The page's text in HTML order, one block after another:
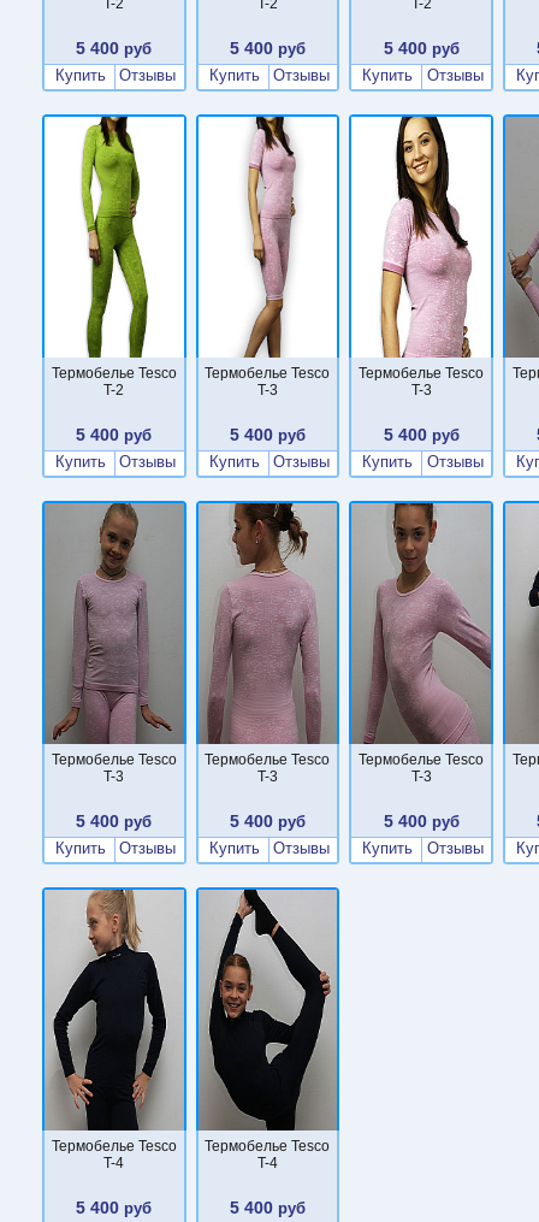
T-2
5 400 руб
Купить
Отзывы
T-2
5 400 руб
Купить
Отзывы
T-2
5 400руб
Купить
Отзывы
Термобелье Tesco
T-2
5 400 руб
Купить
Отзывы
Термобелье Tesco
T-3
5 400 руб
Купить
Отзывы
Термобелье Tesco
T-3
5 400руб
Купить
Отзывы
Термобелье Tesco
T-3
5 400 руб
Купить
Отзывы
Термобелье Tesco
T-3
5 400 руб
Купить
Отзывы
Термобелье Tesco
T-3
5 400руб
Купить
Отзывы
Термобелье Tesco
T-4
5 400 руб
Термобелье Tesco
T-4
5 400 руб